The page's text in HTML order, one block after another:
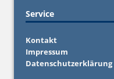
Service
Kontakt
Impressum
Datenschutzerklärung